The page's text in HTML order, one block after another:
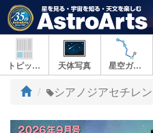
トピックス 天体写真 星空ガイド
ト
プ
シアノジアセチレン